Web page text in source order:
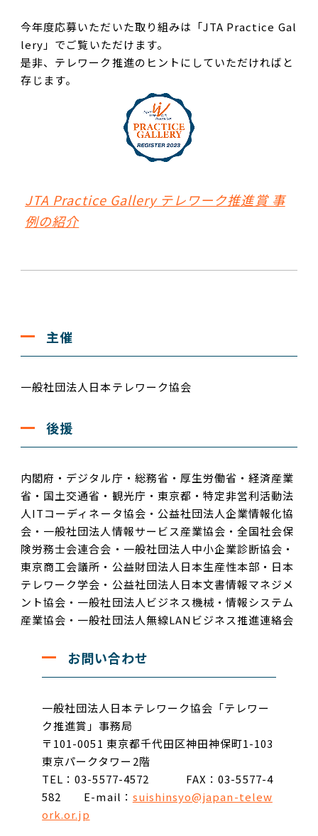
今年度応募いただいた取り組みは「JTA Practice Gal
lery」でご覧いただけます。
是非、テレワーク推進のヒントにしていただければと
存じます。
JTA Practice Gallery テレワーク推進賞 事
例の紹介
主催
一般社団法人日本テレワーク協会
後援
内閣府・デジタル庁・総務省・厚生労働省・経済産業
省・国土交通省・観光庁・東京都・特定非営利活動法
人ITコーディネータ協会・公益社団法人企業情報化協
会・一般社団法人情報サービス産業協会・全国社会保
険労務士会連合会・一般社団法人中小企業診断協会・
東京商工会議所・公益財団法人日本生産性本部・日本
テレワーク学会・公益社団法人日本文書情報マネジメ
ント協会・一般社団法人ビジネス機械・情報システム
産業協会・一般社団法人無線LANビジネス推進連絡会
お問い合わせ
一般社団法人日本テレワーク協会「テレワー
ク推進賞」事務局
〒101-0051 東京都千代田区神田神保町1-103
東京パークタワー2階
TEL：03-5577-4572
FAX：03-5577-4
582 E-mail： suishinsyo@japan-telew
ork.or.jp